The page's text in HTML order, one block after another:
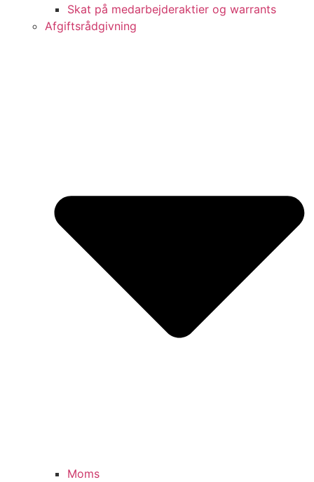
Skat på medarbejderaktier og warrants
Afgiftsrådgivning
Moms